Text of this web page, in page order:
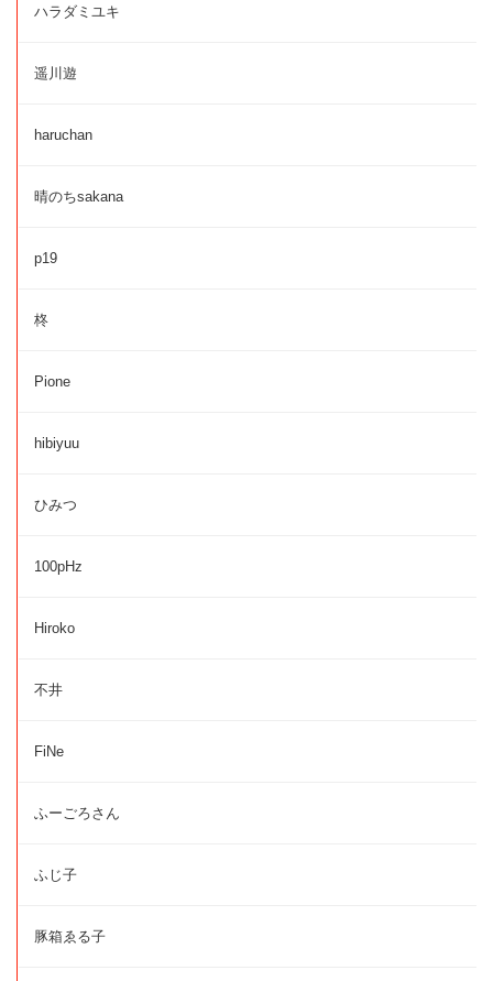
ハラダミユキ
遥川遊
haruchan
晴のちsakana
p19
柊
Pione
hibiyuu
ひみつ
100pHz
Hiroko
不井
FiNe
ふーごろさん
ふじ子
豚箱ゑる子